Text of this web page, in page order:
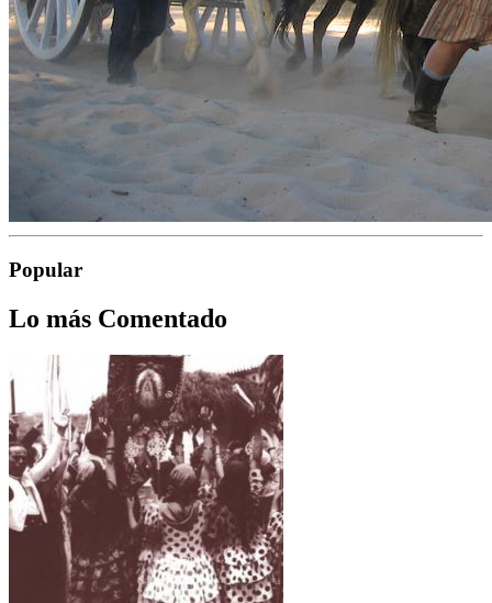
Popular
Lo más Comentado